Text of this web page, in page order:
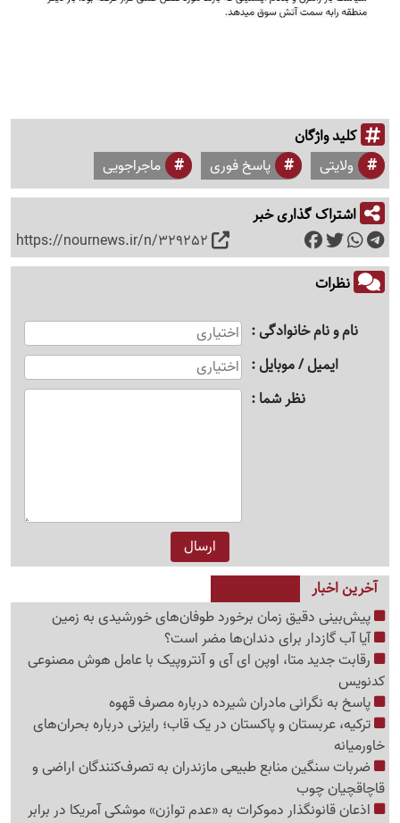
کلید واژگان
ولایتی پاسخ فوری ماجراجویی
اشتراک گذاری خبر
https://nournews.ir/n/329252
نظرات
نام و نام خانوادگی
ایمیل / موبایل
نظر شما
آخرین اخبار
پیش‌بینی دقیق زمان برخورد طوفان‌های خورشیدی به زمین
آیا آب گازدار برای دندان‌ها مضر است؟
رقابت جدید متا، اوپن ای آی و آنتروپیک با عامل هوش مصنوعی
کدنویس
پاسخ به نگرانی مادران شیرده درباره مصرف قهوه
ترکیه، عربستان و پاکستان در یک قاب؛ رایزنی درباره بحران‌های
خاورمیانه
ضربات سنگین منابع طبیعی مازندران به تصرف‌کنندگان اراضی و
قاچاقچیان چوب
اذعان قانونگذار دموکرات به «عدم توازن» موشکی آمریکا در برابر